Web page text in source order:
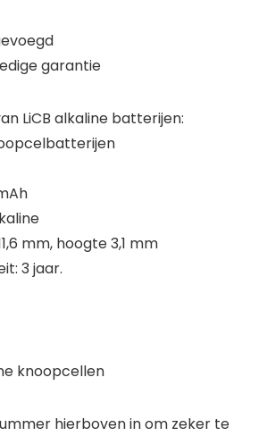
garantie
LiCB alkaline batterijen:
mm, hoogte 3,1 mm
3 jaar.
knoopcellen
hierboven in om zeker te